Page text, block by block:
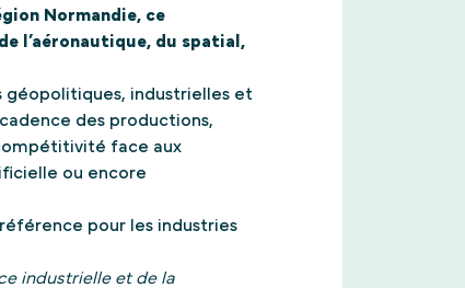
Normandie, ce
l’aéronautique, du spatial,
industrielles et
des productions,
face aux
ou encore
pour les industries
industrielle et de la